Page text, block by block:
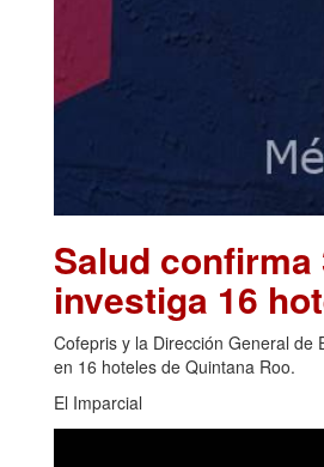
Salud
investiga 16
Cofepris y la Dirección General
en 16 hoteles de Quintana Roo.
El Imparcial